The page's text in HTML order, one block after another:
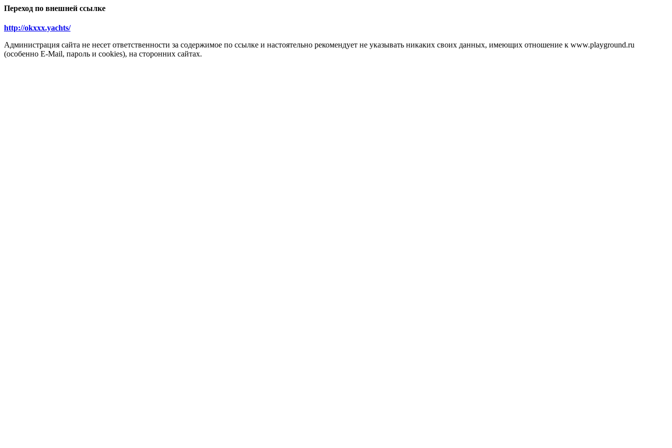
Переход по внешней ссылке
http://okxxx.yachts/
Администрация сайта не несет ответственности за содержимое по ссылке и настоятельно рекомендует не указывать никаких своих данных, имеющих отношение к www.playground.ru
(особенно E-Mail, пароль и cookies), на сторонних сайтах.